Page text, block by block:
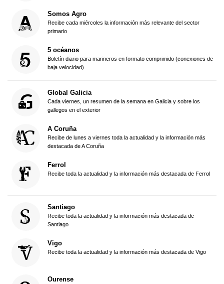
Somos Agro
Recibe cada miércoles la información más relevante del sector
primario
5 océanos
Boletín diario para marineros en formato comprimido (conexiones de
baja velocidad)
Global Galicia
Cada viernes, un resumen de la semana en Galicia y sobre los
gallegos en el exterior
A Coruña
Recibe de lunes a viernes toda la actualidad y la información más
destacada de A Coruña
Ferrol
Recibe toda la actualidad y la información más destacada de Ferrol
Santiago
Recibe toda la actualidad y la información más destacada de
Santiago
Vigo
Recibe toda la actualidad y la información más destacada de Vigo
Ourense